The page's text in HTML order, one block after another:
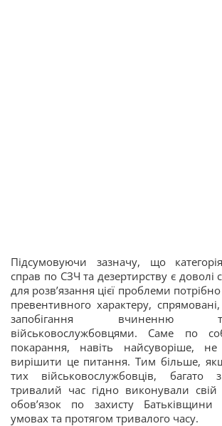
Підсумовуючи зазначу, що
справ по СЗЧ та дезертирству є
для розв’язання цієї проблеми
превентивного характеру,
запобігання вчиненню
військовослужбовцями. Саме по
покарання, навіть найсуворіше,
вирішити це питання. Тим більше,
тих військовослужбовців,
тривалий час гідно виконували свій
обов’язок по захисту
умовах та протягом тривалого часу.